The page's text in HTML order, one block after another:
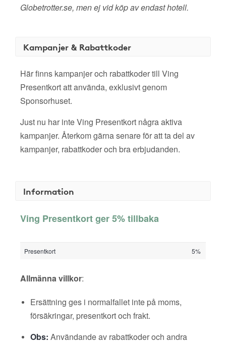
Globetrotter.se, men ej vid köp av endast hotell.
Kampanjer & Rabattkoder
Här finns kampanjer och rabattkoder till Ving
Presentkort att använda, exklusivt genom
Sponsorhuset.
Just nu har inte Ving Presentkort några aktiva
kampanjer. Återkom gärna senare för att ta del av
kampanjer, rabattkoder och bra erbjudanden.
Information
Ving Presentkort ger 5% tillbaka
Presentkort 5%
Allmänna villkor:
Ersättning ges i normalfallet inte på moms,
försäkringar, presentkort och frakt.
Obs: Användande av rabattkoder och andra